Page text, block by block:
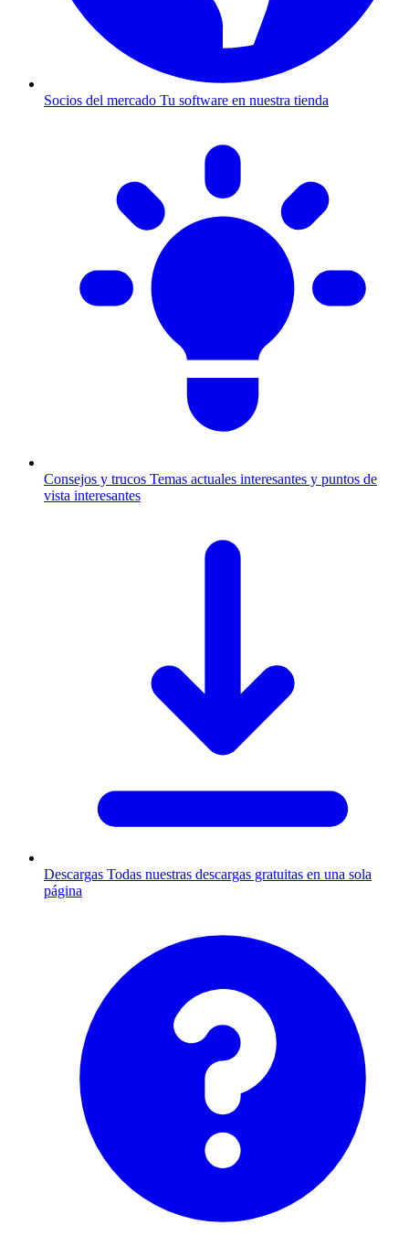
Socios del mercado Tu software en nuestra tienda
Consejos y trucos Temas actuales interesantes y puntos de
vista interesantes
Descargas Todas nuestras descargas gratuitas en una sola
página